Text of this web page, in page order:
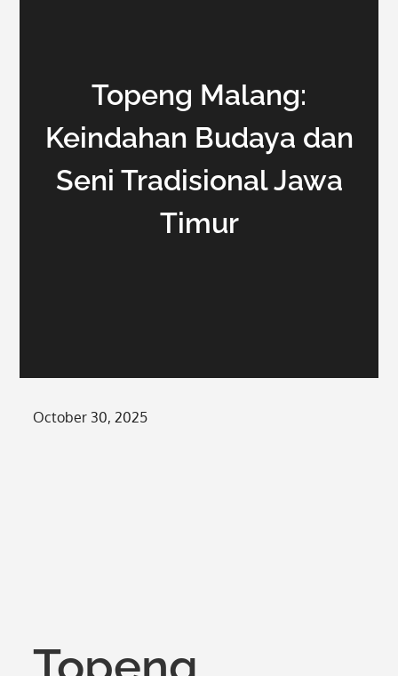
Topeng Malang:
Keindahan Budaya dan
Seni Tradisional Jawa
Timur
Posted
October 30, 2025